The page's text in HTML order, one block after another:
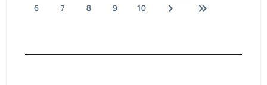
6
7 8 9 10